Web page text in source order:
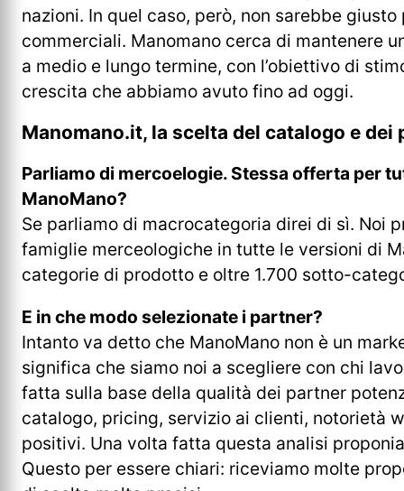
nazioni. In quel caso, però, non sarebbe
commerciali. Manomano cerca di mantenere
a medio e lungo termine, con l’obiettivo di
crescita che abbiamo avuto fino ad oggi.
Manomano.it, la scelta del catalogo e
Parliamo di mercoelogie. Stessa offerta per
ManoMano?
Se parliamo di macrocategoria direi di sì. Noi
famiglie merceologiche in tutte le versioni di
categorie di prodotto e oltre 1.700 sotto-
E in che modo selezionate i partner?
Intanto va detto che ManoMano non è un
significa che siamo noi a scegliere con chi
fatta sulla base della qualità dei partner
catalogo, pricing, servizio ai clienti, notorietà
positivi. Una volta fatta questa analisi
Questo per essere chiari: riceviamo molte